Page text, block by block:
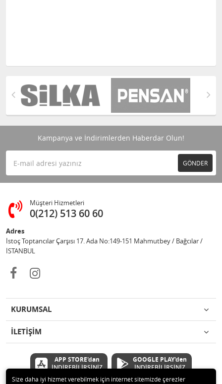
Kampanya ve İndirimlerden Haberdar Olun!
GÖNDER
Müşteri Hizmetleri
0(212) 513 60 60
Adres
İstoç Toptancılar Çarşısı 17. Ada No:149-151 Mahmutbey / Bağcılar /
İSTANBUL
KURUMSAL
İLETİŞİM
APP STORE'dan
İNDİREBİLİRSİNİZ
GOOGLE PLAY'den
İNDİREBİLİRSİNİZ
Size daha iyi hizmet verebilmek için internet sitemizde çerezler